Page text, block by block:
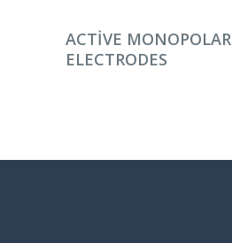
DEVAMINI OKU
ACTIVE MONOPOLAR
ELECTRODES